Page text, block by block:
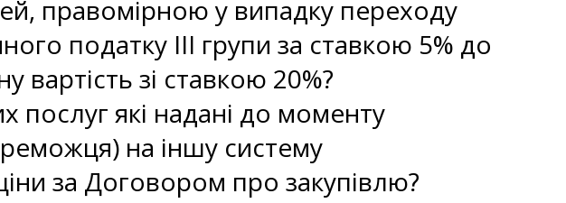
правомірною у випадку переходу
податку ІІІ групи за ставкою 5% до
вартість зі ставкою 20%?
послуг які надані до моменту
на іншу систему
за Договором про закупівлю?